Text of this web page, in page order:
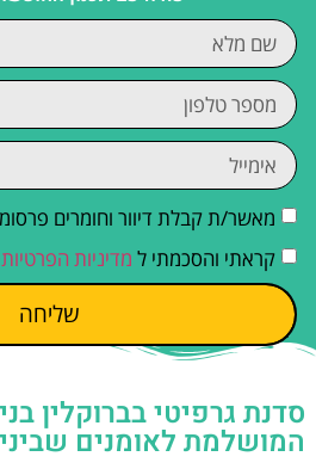
מאשר/ת קבלת דיוור וחומרים
קראתי והסכמתי ל מדיניות הפרטיות
שליחה
סדנת גרפיטי בברוקלין
המושלמת לאומנים